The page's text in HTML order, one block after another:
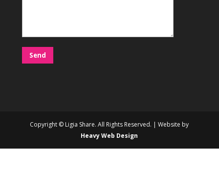
Copyright © Ligia Share. All Rights Reserved. | Website by
Heavy Web Design